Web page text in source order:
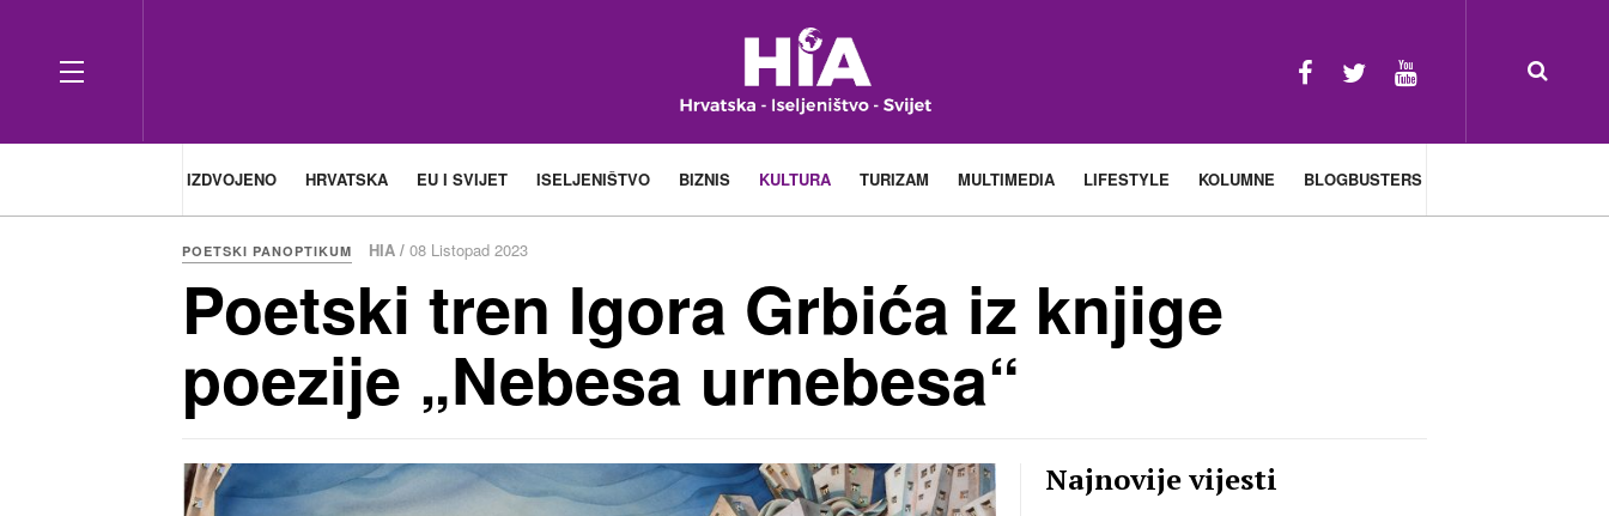
IZDVOJENO HRVATSKA EU I SVIJET ISELJENIŠTVO BIZNIS KULTURA TURIZAM MULTIMEDIA LIFESTYLE KOLUMNE BLOGBUSTERS
POETSKI PANOPTIKUM HIA / 08 Listopad 2023
Poetski tren Igora Grbića iz knjige
poezije „Nebesa urnebesa“
Najnovije vijesti